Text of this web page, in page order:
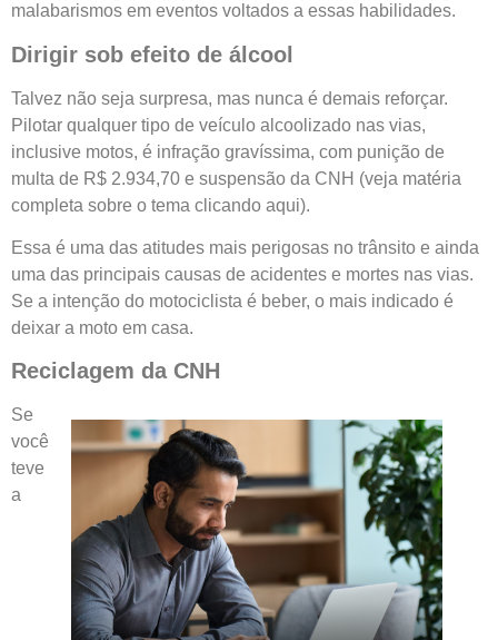
malabarismos em eventos voltados a essas habilidades.
Dirigir sob efeito de álcool
Talvez não seja surpresa, mas nunca é demais reforçar.
Pilotar qualquer tipo de veículo alcoolizado nas vias,
inclusive motos, é infração gravíssima, com punição de
multa de R$ 2.934,70 e suspensão da CNH (veja matéria
completa sobre o tema clicando aqui).
Essa é uma das atitudes mais perigosas no trânsito e ainda
uma das principais causas de acidentes e mortes nas vias.
Se a intenção do motociclista é beber, o mais indicado é
deixar a moto em casa.
Reciclagem da CNH
Se
você
teve
a